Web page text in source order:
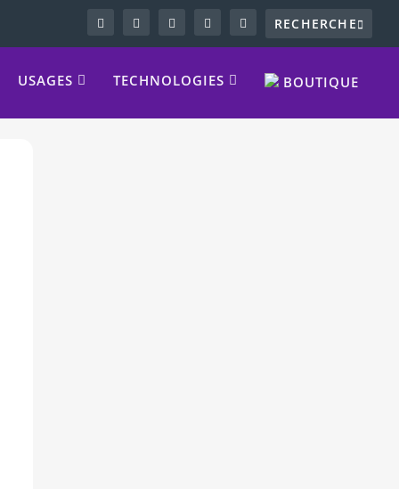
USAGES TECHNOLOGIES BOUTIQUE